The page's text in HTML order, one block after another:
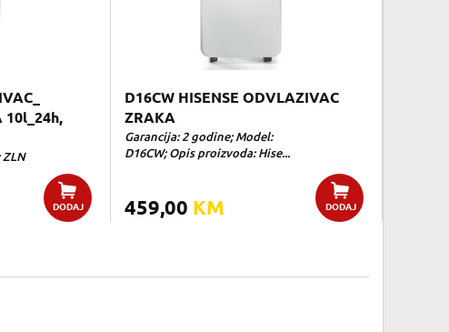
10l_24h,
ZLN
DODAJ
D16CW HISENSE ODVLAZIVAC
ZRAKA
Garancija: 2 godine; Model:
D16CW; Opis proizvoda: Hise...
459,00 KM DODAJ